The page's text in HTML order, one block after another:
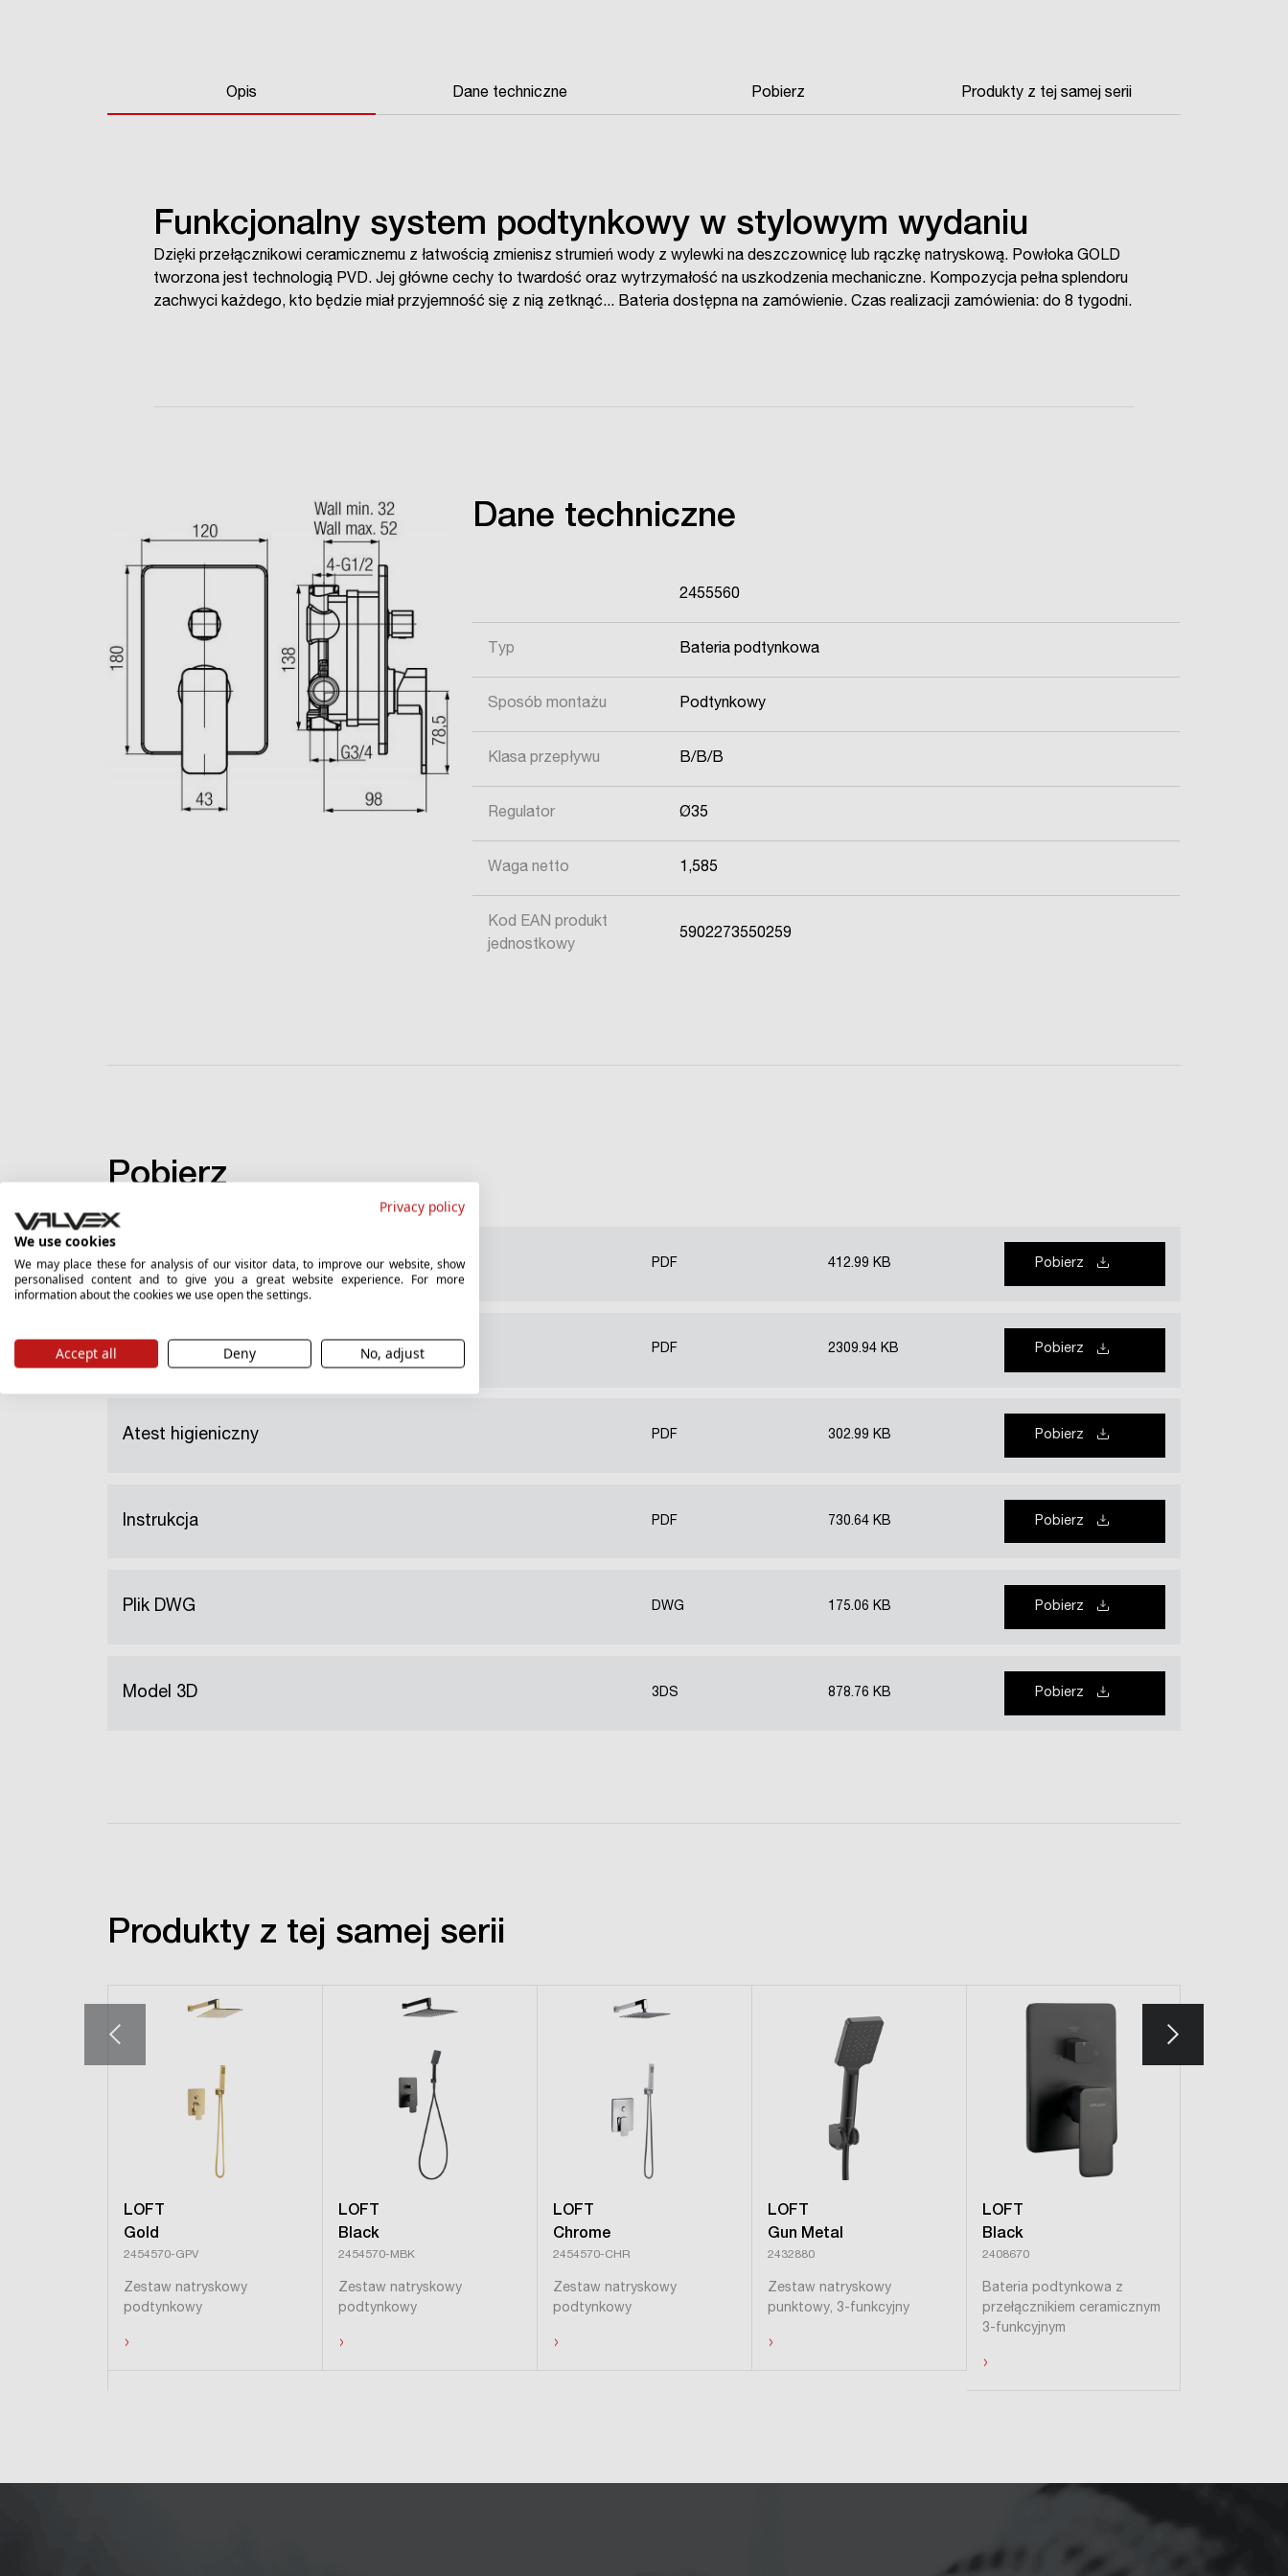
Opis Dane techniczne Pobierz Produkty z tej samej serii
Funkcjonalny system podtynkowy w stylowym wydaniu
Dzięki przełącznikowi ceramicznemu z łatwością zmienisz strumień wody z wylewki na deszczownicę lub rączkę natryskową. Powłoka GOLD
tworzona jest technologią PVD. Jej główne cechy to twardość oraz wytrzymałość na uszkodzenia mechaniczne. Kompozycja pełna splendoru
zachwyci każdego, kto będzie miał przyjemność się z nią zetknąć... Bateria dostępna na zamówienie. Czas realizacji zamówienia: do 8 tygodni.
Dane techniczne
2455560
Typ Bateria podtynkowa
Sposób montażu Podtynkowy
Klasa przepływu B/B/B
Regulator Ø35
Waga netto 1,585
Kod EAN produkt
jednostkowy
5902273550259
Pobierz
Karta katalogowa PDF 412.99 KB Pobierz
Karta gwarancyjna PDF 2309.94 KB Pobierz
Atest higieniczny PDF 302.99 KB Pobierz
Instrukcja PDF 730.64 KB Pobierz
Plik DWG DWG 175.06 KB Pobierz
Model 3D 3DS 878.76 KB Pobierz
Produkty z tej samej serii
LOFT
Gold
2454570-GPV
Zestaw natryskowy
podtynkowy
›
LOFT
Black
2454570-MBK
Zestaw natryskowy
podtynkowy
›
LOFT
Chrome
2454570-CHR
Zestaw natryskowy
podtynkowy
›
LOFT
Gun Metal
2432880
Zestaw natryskowy
punktowy, 3-funkcyjny
›
LOFT
Black
2408670
Bateria podtynkowa z
przełącznikiem ceramicznym
3-funkcyjnym
›
Privacy policy
We use cookies
We may place these for analysis of our visitor data, to improve our website, show
personalised content and to give you a great website experience. For more
information about the cookies we use open the settings.
Accept all Deny No, adjust